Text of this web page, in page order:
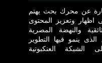
عن محرك بحث يهتم
اظهار وتعزيز المحتوى
والنهضة المصرية
ينمو فيها التطوير
الشبكة العنكبوتية